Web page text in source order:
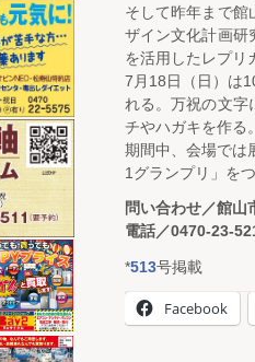
そして昨年まで館
ザイン文化計画研
を活用したレプリ
7月18日（日）は
れる。万祝の文字
チやハガキを作る
期間中、会場では
1グランプリ」を
問い合わせ／館山
電話／0470-23-
*513号掲載
Facebook